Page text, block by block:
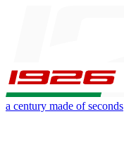
a century made of seconds